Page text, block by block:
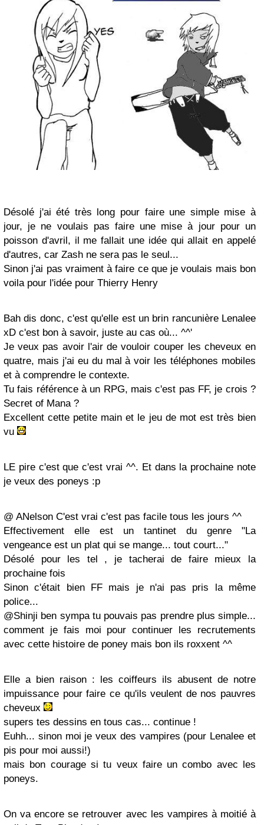
Désolé j'ai été très long pour faire une simple mise à
jour, je ne voulais pas faire une mise à jour pour un
poisson d'avril, il me fallait une idée qui allait en appelé
d'autres, car Zash ne sera pas le seul...
Sinon j'ai pas vraiment à faire ce que je voulais mais bon
voila pour l'idée pour Thierry Henry
Bah dis donc, c'est qu'elle est un brin rancunière Lenalee
xD c'est bon à savoir, juste au cas où... ^^'
Je veux pas avoir l'air de vouloir couper les cheveux en
quatre, mais j'ai eu du mal à voir les téléphones mobiles
et à comprendre le contexte.
Tu fais référence à un RPG, mais c'est pas FF, je crois ?
Secret of Mana ?
Excellent cette petite main et le jeu de mot est très bien
vu
LE pire c'est que c'est vrai ^^. Et dans la prochaine note
je veux des poneys :p
@ ANelson C'est vrai c'est pas facile tous les jours ^^
Effectivement elle est un tantinet du genre "La
vengeance est un plat qui se mange... tout court..."
Désolé pour les tel , je tacherai de faire mieux la
prochaine fois
Sinon c'était bien FF mais je n'ai pas pris la même
police...
@Shinji ben sympa tu pouvais pas prendre plus simple...
comment je fais moi pour continuer les recrutements
avec cette histoire de poney mais bon ils roxxent ^^
Elle a bien raison : les coiffeurs ils abusent de notre
impuissance pour faire ce qu'ils veulent de nos pauvres
cheveux
supers tes dessins en tous cas... continue !
Euhh... sinon moi je veux des vampires (pour Lenalee et
pis pour moi aussi!)
mais bon courage si tu veux faire un combo avec les
poneys.
On va encore se retrouver avec les vampires à moitié à